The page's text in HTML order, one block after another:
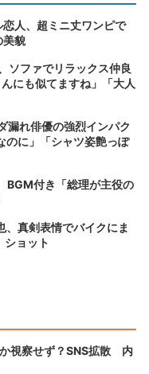
人、超ミニ丈ワンピで
貌
ソファでリラックス仲良
にも似てますね」「大人
漏れ俳優の強烈インパク
に」「シャツ姿艶っぽ
付き「総理が主役の
、真剣表情でバイクにま
ショット
視察せず？SNS拡散 内